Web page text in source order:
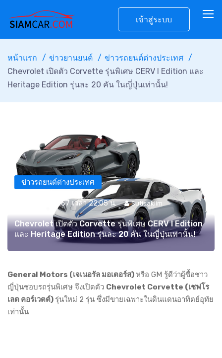
เข้าสู่ระบบ
หน้าแรก ข่าวยานยนต์
ข่าวรถยนต์ต่างประเทศ
Chevrolet เปิดตัว Corvette รุ่นพิเศษ CERV I Edition และ
Heritage Edition รุ่นละ 20 คัน ในญี่ปุ่นเท่านั้น!
ข่าวรถยนต์ต่างประเทศ
22 มี.ค. 2567 เวลา 22:05 น. Sutisaklim
Chevrolet เปิดตัว Corvette รุ่นพิเศษ CERV I Edition
และ Heritage Edition รุ่นละ 20 คัน ในญี่ปุ่นเท่านั้น!
General Motors (เจเนอรัล มอเตอร์ส)หรือ GM รู้ดีว่าผู้ซื้อชาว
ญี่ปุ่นชอบรถรุ่นพิเศษ จึงเปิดตัว Chevrolet Corvette (เชฟโร
เลต คอร์เวตต์) รุ่นใหม่ 2 รุ่น ซึ่งมีขายเฉพาะในดินแดนอาทิตย์อุทัย
เท่านั้น